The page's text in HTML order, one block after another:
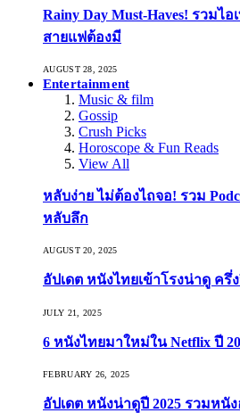
Rainy Day Must-Haves! รวมไ
สายแฟต้องมี
AUGUST 28, 2025
Entertainment
Music & film
Gossip
Crush Picks
Horoscope & Fun Reads
View All
หลับง่าย ไม่ต้องไถจอ! รวม
หลับลึก
AUGUST 20, 2025
อัปเดต หนังไทยเข้าโรงน่าดู ครึ่
JULY 21, 2025
6 หนังไทยมาใหม่ใน Netflix ปี
FEBRUARY 26, 2025
อัปเดต หนังน่าดูปี 2025 รวมหนั